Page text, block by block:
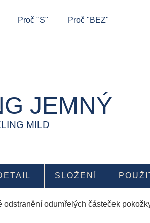
Proč "S" Proč "BEZ"
JEMNÝ
MILD
SLOŽENÍ
odstranění odumřelých částeček